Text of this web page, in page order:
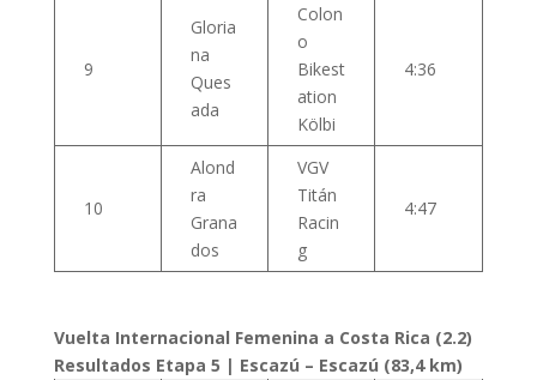
9
Gloria
na
Ques
ada
Colon
o
Bikest
ation
Kölbi
4:36
10
Alond
ra
Grana
dos
VGV
Titán
Racin
g
4:47
Vuelta Internacional Femenina a Costa Rica (2.2)
Resultados Etapa 5 | Escazú – Escazú (83,4 km)